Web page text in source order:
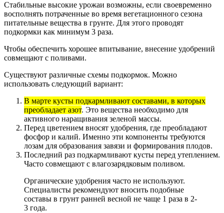
Стабильные высокие урожаи возможны, если своевременно
восполнять потраченные во время вегетационного сезона
питательные вещества в грунте. Для этого проводят
подкормки как минимум 3 раза.
Чтобы обеспечить хорошее впитывание, внесение удобрений
совмещают с поливами.
Существуют различные схемы подкормок. Можно
использовать следующий вариант:
В марте кусты подкармливают составами, в которых
преобладает азот. Это вещества необходимо для
активного наращивания зеленой массы.
Перед цветением вносят удобрения, где преобладают
фосфор и калий. Именно эти компоненты требуются
лозам для образования завязи и формирования плодов.
Последний раз подкармливают кусты перед утеплением.
Часто совмещают с влагозарядковым поливом.
Органические удобрения часто не используют.
Специалисты рекомендуют вносить подобные
составы в грунт ранней весной не чаще 1 раза в 2-
3 года.